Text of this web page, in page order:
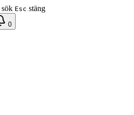
sök Esc stäng
0